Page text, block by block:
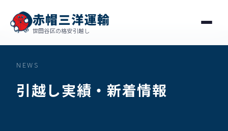
赤帽三洋運輸
世田谷区の格安引越し
NEWS
引越し実績・新着情報